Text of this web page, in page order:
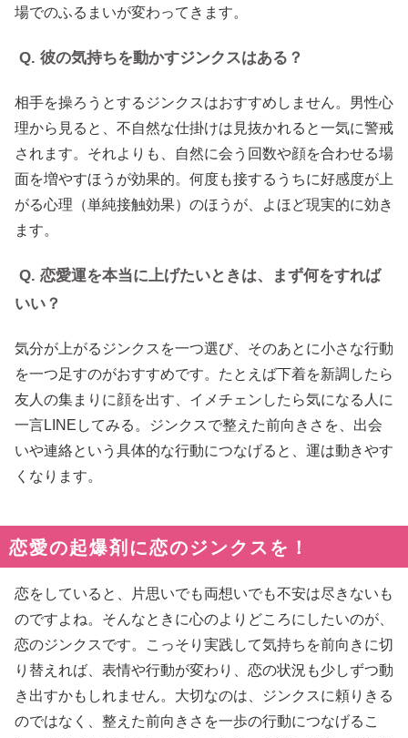
場でのふるまいが変わってきます。
Q. 彼の気持ちを動かすジンクスはある？
相手を操ろうとするジンクスはおすすめしません。男性心
理から見ると、不自然な仕掛けは見抜かれると一気に警戒
されます。それよりも、自然に会う回数や顔を合わせる場
面を増やすほうが効果的。何度も接するうちに好感度が上
がる心理（単純接触効果）のほうが、よほど現実的に効き
ます。
Q. 恋愛運を本当に上げたいときは、まず何をすれば
いい？
気分が上がるジンクスを一つ選び、そのあとに小さな行動
を一つ足すのがおすすめです。たとえば下着を新調したら
友人の集まりに顔を出す、イメチェンしたら気になる人に
一言LINEしてみる。ジンクスで整えた前向きさを、出会
いや連絡という具体的な行動につなげると、運は動きやす
くなります。
恋愛の起爆剤に恋のジンクスを！
恋をしていると、片思いでも両想いでも不安は尽きないも
のですよね。そんなときに心のよりどころにしたいのが、
恋のジンクスです。こっそり実践して気持ちを前向きに切
り替えれば、表情や行動が変わり、恋の状況も少しずつ動
き出すかもしれません。大切なのは、ジンクスに頼りきる
のではなく、整えた前向きさを一歩の行動につなげるこ